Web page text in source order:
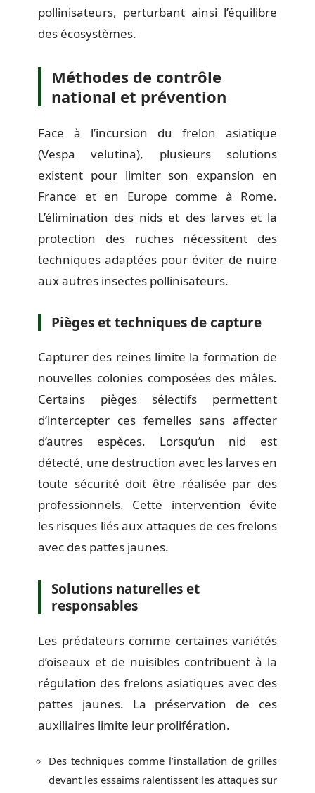
pollinisateurs, perturbant ainsi l’équilibre
des écosystèmes.
Méthodes de contrôle
national et prévention
Face à l’incursion du frelon asiatique
(Vespa velutina), plusieurs solutions
existent pour limiter son expansion en
France et en Europe comme à Rome.
L’élimination des nids et des larves et la
protection des ruches nécessitent des
techniques adaptées pour éviter de nuire
aux autres insectes pollinisateurs.
Pièges et techniques de capture
Capturer des reines limite la formation de
nouvelles colonies composées des mâles.
Certains pièges sélectifs permettent
d’intercepter ces femelles sans affecter
d’autres espèces. Lorsqu’un nid est
détecté, une destruction avec les larves en
toute sécurité doit être réalisée par des
professionnels. Cette intervention évite
les risques liés aux attaques de ces frelons
avec des pattes jaunes.
Solutions naturelles et
responsables
Les prédateurs comme certaines variétés
d’oiseaux et de nuisibles contribuent à la
régulation des frelons asiatiques avec des
pattes jaunes. La préservation de ces
auxiliaires limite leur prolifération.
Des techniques comme l’installation de grilles
devant les essaims ralentissent les attaques sur